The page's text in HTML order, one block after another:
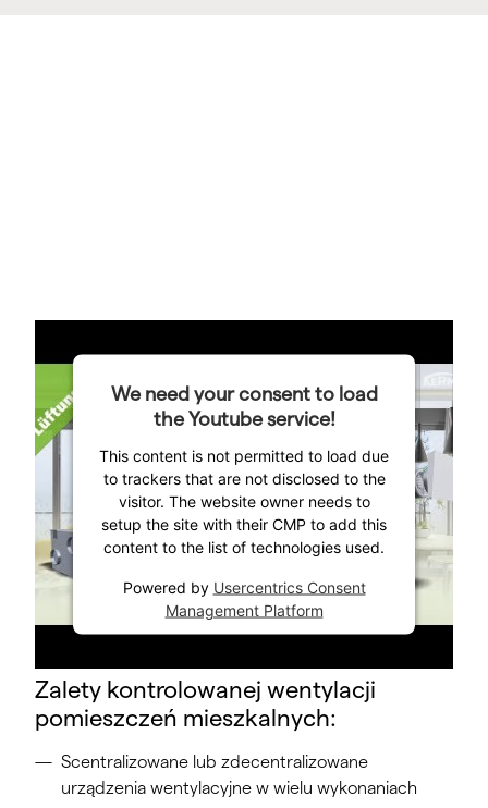
Zalety kontrolowanej wentylacji
pomieszczeń mieszkalnych:
Scentralizowane lub zdecentralizowane
urządzenia wentylacyjne w wielu wykonaniach
We need your consent to load
the Youtube service!
This content is not permitted to load due
to trackers that are not disclosed to the
visitor. The website owner needs to
setup the site with their CMP to add this
content to the list of technologies used.
Powered by Usercentrics Consent
Management Platform